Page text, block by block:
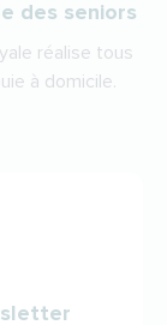
des seniors
réalise tous
à domicile.